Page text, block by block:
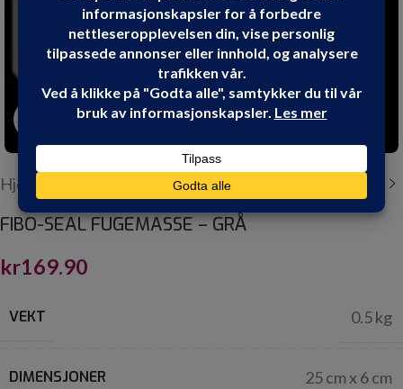
Click to enlarge
Hjem TILBEHØR
FIBO-SEAL FUGEMASSE – GRÅ
kr169.90
VEKT 0.5 kg
DIMENSJONER 25 cm x 6 cm